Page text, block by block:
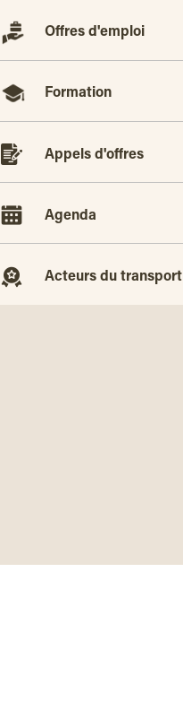
Offres d'emploi
Formation
Appels d'offres
Agenda
Acteurs du transport